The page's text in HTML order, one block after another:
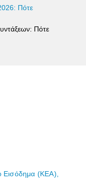
Πότε
Πότε
(ΚΕΑ),